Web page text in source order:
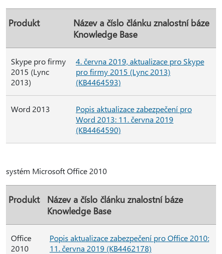
Produkt
Název a číslo článku znalostní báze
Knowledge Base
Skype pro firmy
2015 (Lync
2013)
4. června 2019, aktualizace pro Skype
pro firmy 2015 (Lync 2013)
(KB4464593)
Word 2013
Popis aktualizace zabezpečení pro
Word 2013: 11. června 2019
(KB4464590)
systém Microsoft Office 2010
Produkt
Název a číslo článku znalostní báze
Knowledge Base
Office
2010
Popis aktualizace zabezpečení pro Office 2010:
11. června 2019 (KB4462178)